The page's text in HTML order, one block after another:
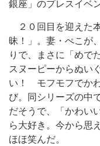
銀座」のプレスイベ
２０回目を迎えた
昧！」。妻・ぺこが
りで、まさに「めで
スヌーピーからぬい
い！ モフモフでか
び。同シリーズの中
だそうで、「かわい
ら大好き。今から思
ほほ笑んだ。